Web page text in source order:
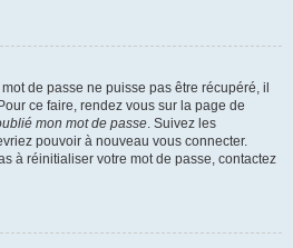
de passe ne puisse pas être récupéré, il
ce faire, rendez vous sur la page de
mon mot de passe. Suivez les
pouvoir à nouveau vous connecter.
à réinitialiser votre mot de passe, contactez